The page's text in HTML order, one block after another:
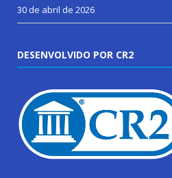
30 de abril de 2026
DESENVOLVIDO POR CR2